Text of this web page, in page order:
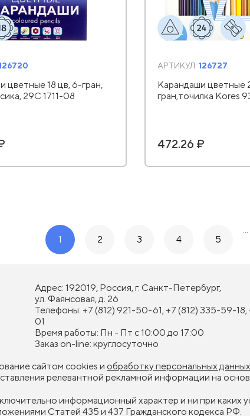
цветные 18 цв, 6-гран,
29С 1711-08
АРТИКУЛ: 126727
Карандаши цветные
гран,точилка Kores
472.26 ₽
1 2 3 4 5
...
Адрес: 192019, Россия, г. Санкт-Петербург,
ул. Фаянсовая, д. 26
Телефоны: +7 (812) 921-50-61, +7 (812) 335-59-
01
Время работы: Пн - Пт с 10:00 до 17:00
Заказ on-line: круглосуточно
сайтом cookies и обработку персональных данных
релевантной рекламной информации на
информационный характер и ни при
Статей 435 и 437 Гражданского кодекса РФ.